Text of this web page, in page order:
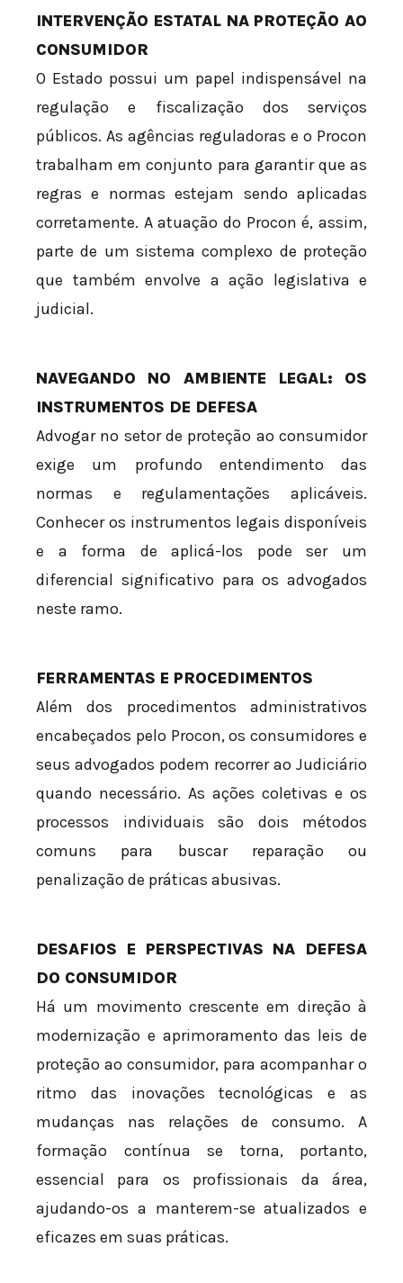
INTERVENÇÃO ESTATAL NA PROTEÇÃO AO
CONSUMIDOR
O Estado possui um papel indispensável na
regulação e fiscalização dos serviços
públicos. As agências reguladoras e o Procon
trabalham em conjunto para garantir que as
regras e normas estejam sendo aplicadas
corretamente. A atuação do Procon é, assim,
parte de um sistema complexo de proteção
que também envolve a ação legislativa e
judicial.
NAVEGANDO NO AMBIENTE LEGAL: OS
INSTRUMENTOS DE DEFESA
Advogar no setor de proteção ao consumidor
exige um profundo entendimento das
normas e regulamentações aplicáveis.
Conhecer os instrumentos legais disponíveis
e a forma de aplicá-los pode ser um
diferencial significativo para os advogados
neste ramo.
FERRAMENTAS E PROCEDIMENTOS
Além dos procedimentos administrativos
encabeçados pelo Procon, os consumidores e
seus advogados podem recorrer ao Judiciário
quando necessário. As ações coletivas e os
processos individuais são dois métodos
comuns para buscar reparação ou
penalização de práticas abusivas.
DESAFIOS E PERSPECTIVAS NA DEFESA
DO CONSUMIDOR
Há um movimento crescente em direção à
modernização e aprimoramento das leis de
proteção ao consumidor, para acompanhar o
ritmo das inovações tecnológicas e as
mudanças nas relações de consumo. A
formação contínua se torna, portanto,
essencial para os profissionais da área,
ajudando-os a manterem-se atualizados e
eficazes em suas práticas.